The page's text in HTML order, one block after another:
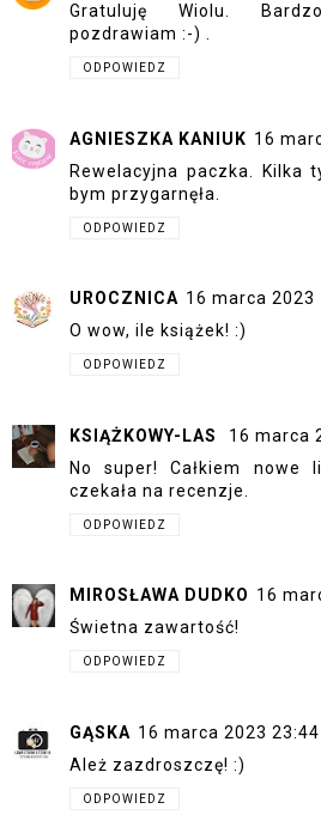
Gratuluję Wiolu.
pozdrawiam :-) .
ODPOWIEDZ
AGNIESZKA KANIUK 16
Rewelacyjna paczka. Kilka
bym przygarnęła.
ODPOWIEDZ
UROCZNICA 16 marca 2023
O wow, ile książek! :)
ODPOWIEDZ
KSIĄŻKOWY-LAS
16 marca
No super! Całkiem nowe
czekała na recenzje.
ODPOWIEDZ
MIROSŁAWA DUDKO 16
Świetna zawartość!
ODPOWIEDZ
GĄSKA 16 marca 2023 23:44
Ależ zazdroszczę! :)
ODPOWIEDZ